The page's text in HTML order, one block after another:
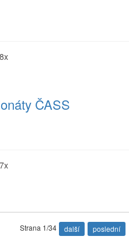
ČASS
Strana 1/34 další poslední